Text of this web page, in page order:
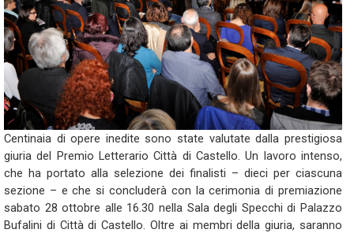
Centinaia di opere inedite sono state valutate dalla prestigiosa
giuria del Premio Letterario Città di Castello. Un lavoro intenso,
che ha portato alla selezione dei finalisti – dieci per ciascuna
sezione – e che si concluderà con la cerimonia di premiazione
sabato 28 ottobre alle 16.30 nella Sala degli Specchi di Palazzo
Bufalini di Città di Castello. Oltre ai membri della giuria, saranno